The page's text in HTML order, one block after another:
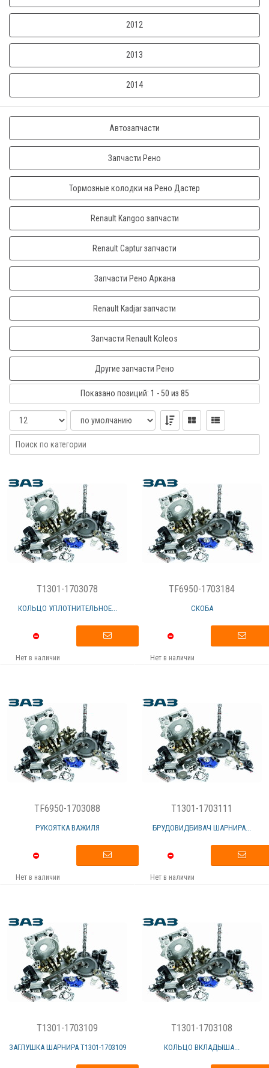
2012
2013
2014
Автозапчасти
Запчасти Рено
Тормозные колодки на Рено Дастер
Renault Kangoo запчасти
Renault Captur запчасти
Запчасти Рено Аркана
Renault Kadjar запчасти
Запчасти Renault Koleos
Другие запчасти Рено
Показано позиций: 1 - 50 из 85
T1301-1703078
КОЛЬЦО УПЛОТНИТЕЛЬНОЕ...
Нет в наличии
TF6950-1703184
СКОБА
Нет в наличии
TF6950-1703088
РУКОЯТКА ВАЖИЛЯ
Нет в наличии
T1301-1703111
БРУДОВИДБИВАЧ ШАРНИРА...
Нет в наличии
T1301-1703109
ЗАГЛУШКА ШАРНИРА Т1301-1703109
T1301-1703108
КОЛЬЦО ВКЛАДЫША...